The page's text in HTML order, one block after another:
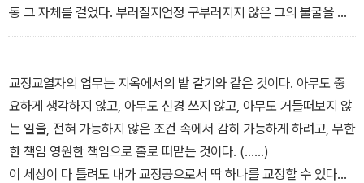
들이 멋대로 말합니다. ‘교정이라는 일은 필요하지 않다’고 하지나 않
으면 다행인 판국입니다. 실제로 교정 같은 건 필요하지 않다고 소리
으면 꼭 인종이나 민족에 대한 욕을 들은 것처럼 흠칫 놀랍니다. 나는
청소당하는 걸까요? 그러나 내가 놀라는 진짜 이유는, 견디기 어려운
모욕감을 느끼면서도, 실은 마음 한편에서는, 그에 동의하기 때문입
니다. 인간이 굳이 외치지 않아도 이 세계가 내 귀에 대고 그렇게 외치
고 있습니다. 필요하지 않다고요. 맞습니다. 나는 비밀스럽게 공공연
동 그 자체를 걸었다. 부러질지언정 구부러지지 않은 그의 불굴을 생
각하면 내가 지금 로써와 로서 따위에서 물러날 수는 없는 법이다. 나
내 안에 살아 숨 쉬고 있다. 잘못된 교정을 다시 옳게 되돌리며, 나는
그 무명용사가 왜 교수와 대판 싸웠는지 이해한다. 내가 겪은 일인 것
처럼 이해한다. 그것은 글자의 옳음을 위한 것이 아니다. 전혀 아니다.
— 「무명용사」
교정교열자의 업무는 지옥에서의 밭 갈기와 같은 것이다. 아무도 중
요하게 생각하지 않고, 아무도 신경 쓰지 않고, 아무도 거들떠보지 않
는 일을, 전혀 가능하지 않은 조건 속에서 감히 가능하게 하려고, 무한
한 책임 영원한 책임으로 홀로 떠맡는 것이다. (……)
이 세상이 다 틀려도 내가 교정공으로서 딱 하나를 교정할 수 있다고